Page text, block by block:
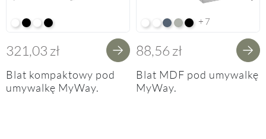
Alpine White K02
Black K16Alpine White Struktura K37
K14 Soft Black
321,03 zł
Blat kompaktowy pod
umywalkę MyWay.
Arctic White HG F01
Premium White Supermatt
Perfect Touch Parisian
Perfect Touch Stahlgrau
Czarny Mat Orchidea
+7
88,56 zł
Blat MDF pod umywalkę
MyWay.